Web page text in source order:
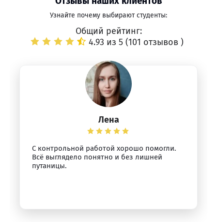
Узнайте почему выбирают студенты:
Общий рейтинг:
4.93 из 5 (101 отзывов )
Лена
С контрольной работой хорошо помогли.
Всё выглядело понятно и без лишней
путаницы.